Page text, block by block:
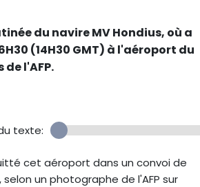
du navire MV Hondius, où a
(14H30 GMT) à l'aéroport du
l'AFP.
texte:
cet aéroport dans un convoi de
un photographe de l'AFP sur